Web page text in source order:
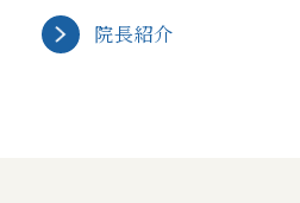
院長紹介